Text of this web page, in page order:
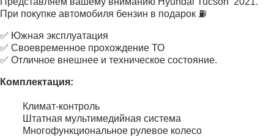
При покупке автомобиля бензин в подарок ⛽️
✅ Южная эксплуатация
✅ Своевременное прохождение ТО
✅ Отличное внешнее и техническое состояние.
Комплектация:
Климат-контроль
Штатная мультимедийная система
Многофункциональное рулевое колесо